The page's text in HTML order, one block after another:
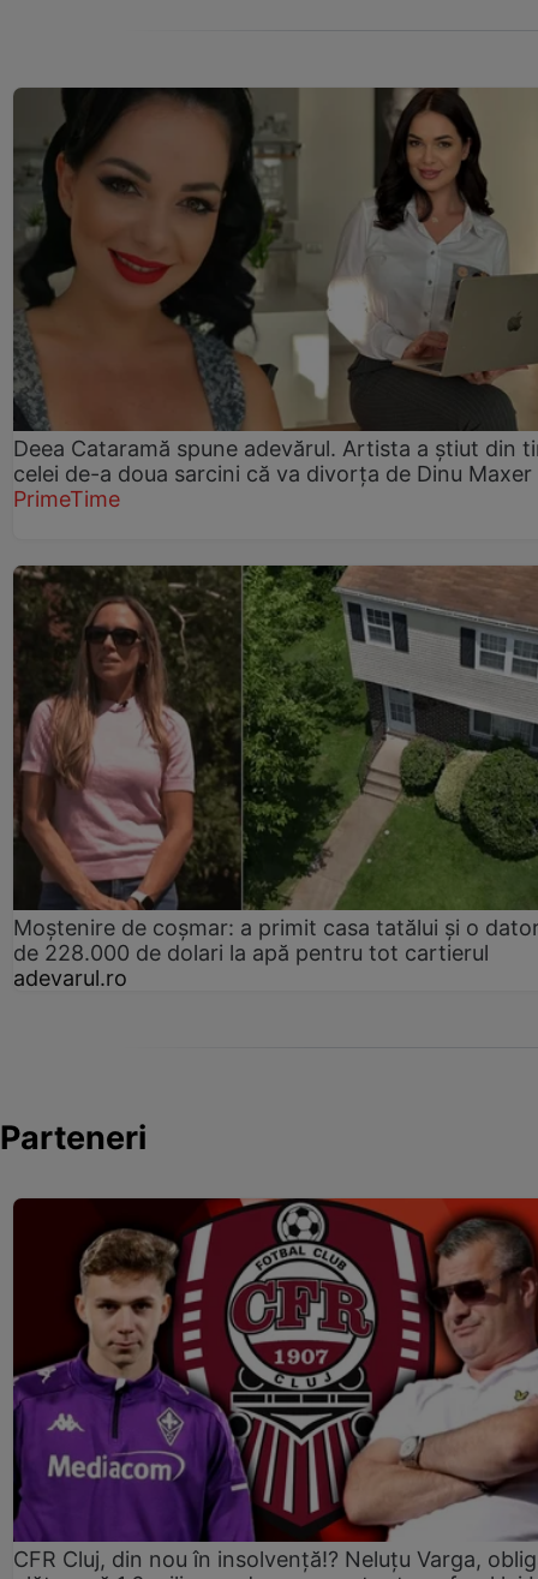
Deea Cataramă spune adevărul. Artista a știut din
celei de-a doua sarcini că va divorța de Dinu Maxer
PrimeTime
Moștenire de coșmar: a primit casa tatălui și o
de 228.000 de dolari la apă pentru tot cartierul
adevarul.ro
Parteneri
CFR Cluj, din nou în insolvență!? Neluțu Varga,